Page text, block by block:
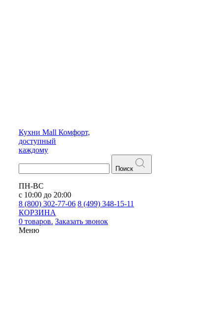
Кухни Mall Комфорт,
доступный
каждому
Поиск
ПН-ВС
с 10:00 до 20:00
8 (800) 302-77-06 8 (499) 348-15-11
КОРЗИНА
0 товаров. Заказать звонок
Меню